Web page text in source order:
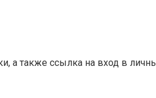
а также ссылка на вход в